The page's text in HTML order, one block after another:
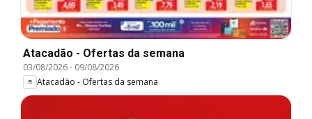
Atacadão - Ofertas da semana
03/08/2026- 09/08/2026
Atacadão - Ofertas da semana